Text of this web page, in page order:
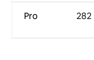
Pro 282